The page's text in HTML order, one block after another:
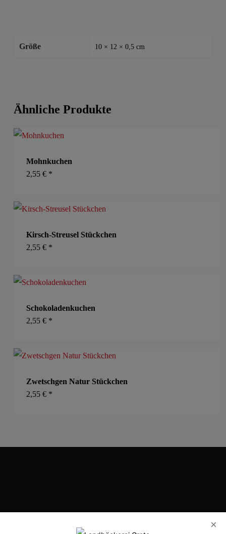
Größe 10 × 12 × 0,5 cm
Ähnliche Produkte
Mohnkuchen
2,55 € *
Kirsch-Streusel Stückchen
2,55 € *
Schokoladenkuchen
2,55 € *
Zwetschgen Natur Stückchen
2,55 € *
×